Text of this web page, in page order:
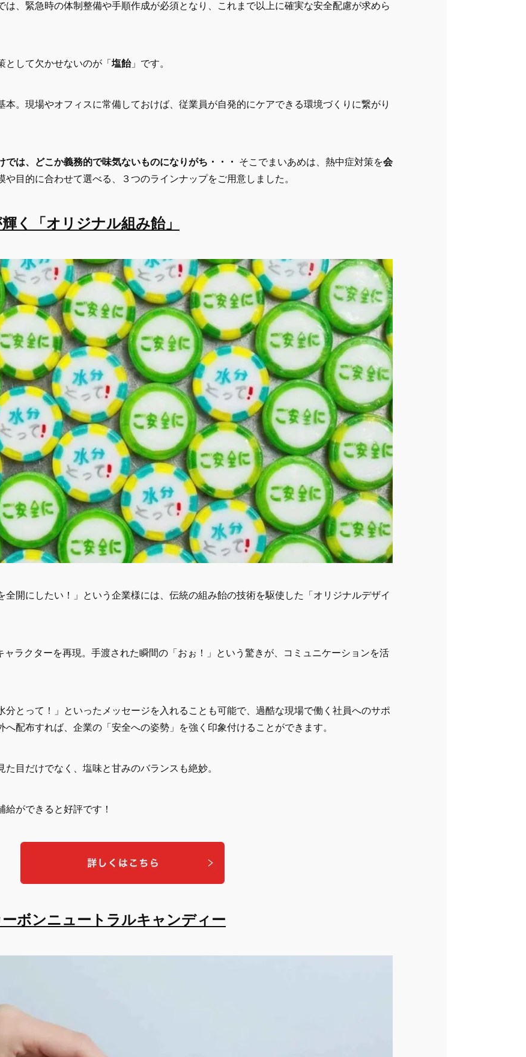
は、緊急時の体制整備や手順作成が必須となり、これまで以上に確実な安全配慮が求めら
として欠かせないのが「 塩飴」です。
本。現場やオフィスに常備しておけば、従業員が自発的にケアできる環境づくりに繋がり
では、どこか義務的で味気ないものになりがち・・・ そこでまいあめは、熱中症対策を会
や目的に合わせて選べる、３つのラインナップをご用意しました。
く「オリジナル組み飴」
全開にしたい！」という企業様には、伝統の組み飴の技術を駆使した「オリジナルデザイ
ラクターを再現。手渡された瞬間の「おぉ！」という驚きが、コミュニケーションを活
分とって！」といったメッセージを入れることも可能で、過酷な現場で働く社員へのサポ
配布すれば、企業の「安全への姿勢」を強く印象付けることができます。
目だけでなく、塩味と甘みのバランスも絶妙。
ができると好評です！
ボンニュートラルキャンディー